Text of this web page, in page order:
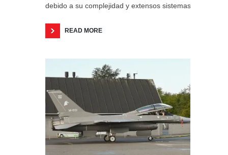
debido a su complejidad y extensos sistemas.
READ MORE